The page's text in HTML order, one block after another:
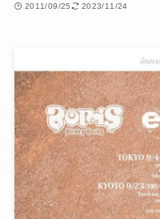
2011/09/25 2023/11/24